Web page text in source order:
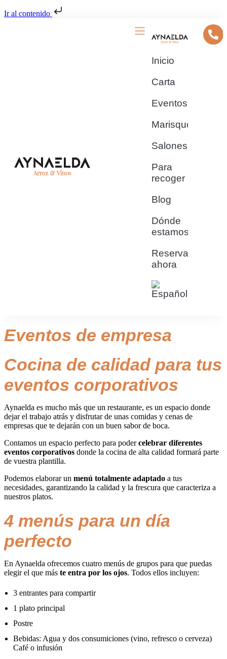
Ir al contenido
Inicio
Carta
Eventos
Marisquería
Salones
Para
recoger
Blog
Dónde
estamos
Reservar
ahora
Eventos de empresa
Cocina de calidad para tus
eventos corporativos
Aynaelda es mucho más que un restaurante, es un espacio donde
dejar el trabajo atrás y disfrutar de unas comidas y cenas de
empresas que te dejarán con un buen sabor de boca.
Contamos un espacio perfecto para podercelebrar diferentes
eventos corporativos donde la cocina de alta calidad formará parte
de vuestra plantilla.
Podemos elaborar un menú totalmente adaptado a tus
necesidades, garantizando la calidad y la frescura que caracteriza a
nuestros platos.
4 menús para un día
perfecto
En Aynaelda ofrecemos cuatro menús de grupos para que puedas
elegir el que más te entra por los ojos. Todos ellos incluyen:
3 entrantes para compartir
1 plato principal
Postre
Bebidas: Agua y dos consumiciones (vino, refresco o cerveza)
Café o infusión